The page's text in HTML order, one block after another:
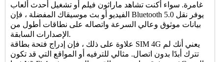
غامرة. سواء أكنت تشاهد ماراثون فيلم أو تشغيل أحدث ألعاب
الفيديو أو بث موسيقاك المفضلة ، فإن Bluetooth 5.0 يوفر نقل
بيانات موثوق وعالي السرعة واتصاله على نطاقات أطول من
الإصدارات السابقة.
علاوة على ذلك ، فإن إدراج فتحة بطاقة SIM 4G يعني أنك لم
تترك أبدًا بدون اتصال. مثالي للترفيه أو المواقع التي قد تكون